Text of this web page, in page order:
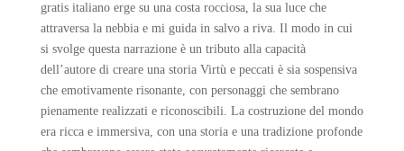
gratis italiano erge su una costa rocciosa, la sua luce che
attraversa la nebbia e mi guida in salvo a riva. Il modo in cui
si svolge questa narrazione è un tributo alla capacità
dell’autore di creare una storia Virtù e peccati è sia sospensiva
che emotivamente risonante, con personaggi che sembrano
pienamente realizzati e riconoscibili. La costruzione del mondo
era ricca e immersiva, con una storia e una tradizione profonde